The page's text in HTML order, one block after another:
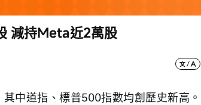
減持Meta近2萬股
中道指、標普500指數均創歷史新高。